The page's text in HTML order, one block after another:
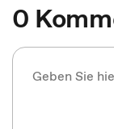
0